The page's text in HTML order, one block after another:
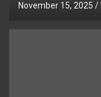
November 15, 2025